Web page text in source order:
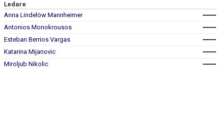
Ledare
Anna Lindelöw Mannheimer
Antonios Monokrousos
Esteban Berrios Vargas
Katarina Mijanovic
Miroljub Nikolic